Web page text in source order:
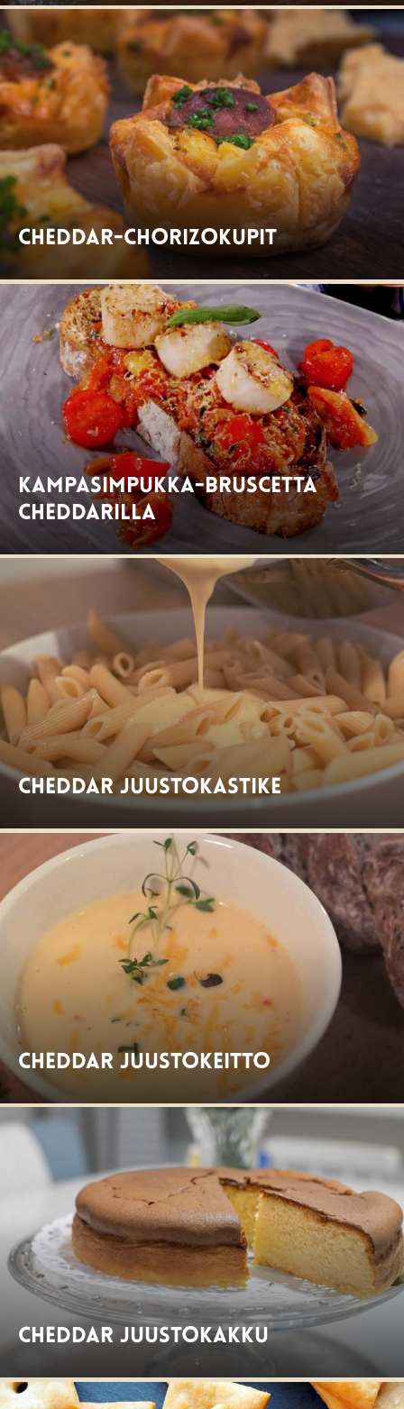
Cheddar-chorizokupit
Kampasimpukka-Bruscetta
cheddarilla
Cheddar juustokastike
Cheddar juustokeitto
Cheddar juustokakku